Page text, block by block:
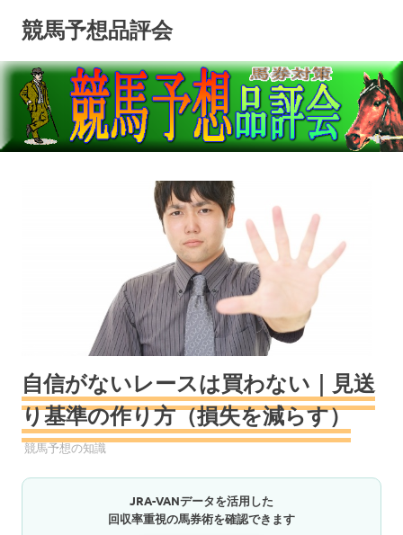
ン
ス
競馬予想品評会
自信がないレースは買わない｜見送
り基準の作り方（損失を減らす）
競馬予想
競馬予想の知識
JRA-VANデータを活用した
回収率重視の馬券術を確認できます